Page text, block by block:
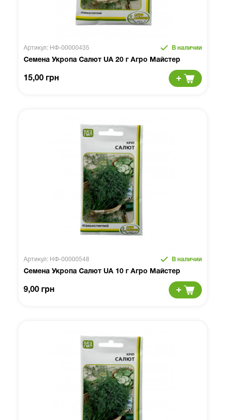
Артикул: НФ-00000435 В наличии
Семена Укропа Салют UA 20 г Агро Майстер
15,00 грн
Артикул: НФ-00000548 В наличии
Семена Укропа Салют UA 10 г Агро Майстер
9,00 грн